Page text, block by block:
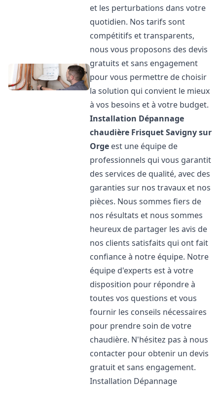
et les perturbations dans votre
quotidien. Nos tarifs sont
compétitifs et transparents,
nous vous proposons des devis
gratuits et sans engagement
pour vous permettre de choisir
la solution qui convient le mieux
à vos besoins et à votre budget.
Installation Dépannage
chaudière FrisquetSavigny sur
Orge est une équipe de
professionnels qui vous garantit
des services de qualité, avec des
garanties sur nos travaux et nos
pièces. Nous sommes fiers de
nos résultats et nous sommes
heureux de partager les avis de
nos clients satisfaits qui ont fait
confiance à notre équipe. Notre
équipe d'experts est à votre
disposition pour répondre à
toutes vos questions et vous
fournir les conseils nécessaires
pour prendre soin de votre
chaudière. N'hésitez pas à nous
contacter pour obtenir un devis
gratuit et sans engagement.
Installation Dépannage